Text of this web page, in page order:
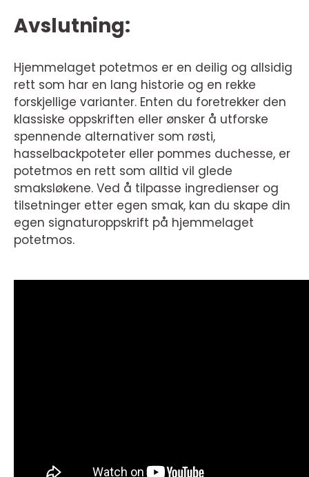
Avslutning:
Hjemmelaget potetmos er en deilig og allsidig
rett som har en lang historie og en rekke
forskjellige varianter. Enten du foretrekker den
klassiske oppskriften eller ønsker å utforske
spennende alternativer som røsti,
hasselbackpoteter eller pommes duchesse, er
potetmos en rett som alltid vil glede
smaksløkene. Ved å tilpasse ingredienser og
tilsetninger etter egen smak, kan du skape din
egen signaturoppskrift på hjemmelaget
potetmos.